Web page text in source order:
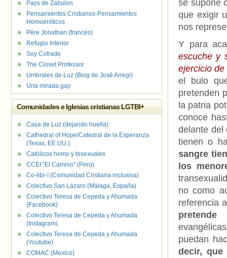
se supone
que exigir
nos
Y para
escuche y
ejercicio
el bulo
pretenden
la patria
conoce
delante del
tienen o
sangre
los
no como
referencia
pretende
puedan
decir,
Pays de Zabulon
Pensamientos Cristianos-Pensamientos
Homoeróticos
Père Jonathan (francés)
Refugio Interior
Soy Cofrade
The Closet Professor
Umbrales de Luz (Blog de José Arregi)
Una mirada gay
Comunidades e Iglesias cristianas LGTBI+
Casa de Luz (dejando huella)
Cathedral of Hope/Catedral de la Esperanza
(Texas, EE.UU.)
Católicos homo y bisexuales
CCEI "El Camino" (Perú)
Co-libr-í (Comunidad Cristiana inclusiva)
Colectivo San Lázaro (Málaga, España)
Colectivo Teresa de Cepeda y Ahumada
(Facebook)
Colectivo Teresa de Cepeda y Ahumada
(Instagram)
Colectivo Teresa de Cepeda y Ahumada
(Youtube)
COMAC (Mexico)